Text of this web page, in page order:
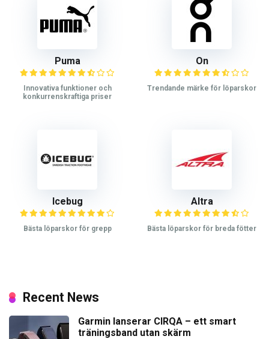
Puma
Innovativa funktioner och
konkurrenskraftiga priser
On
Trendande märke för löparskor
Icebug
Bästa löparskor för grepp
Altra
Bästa löparskor för breda fötter
Recent News
Garmin lanserar CIRQA – ett smart
träningsband utan skärm